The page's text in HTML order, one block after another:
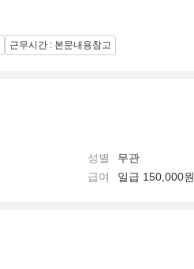
근무시간 : 본문내용참고
성별
무관
급여 일급 150,000원